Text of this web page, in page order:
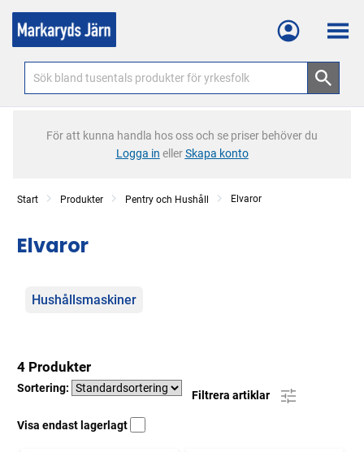
Meny
För att kunna handla hos oss och se priser behöver du
Logga in ellerSkapa konto
Start Produkter Pentry och Hushåll Elvaror
Elvaror
Kategorier
Hushållsmaskiner
4 Produkter
Sortering:
Filtrera artiklar
Visa endast lagerlagt